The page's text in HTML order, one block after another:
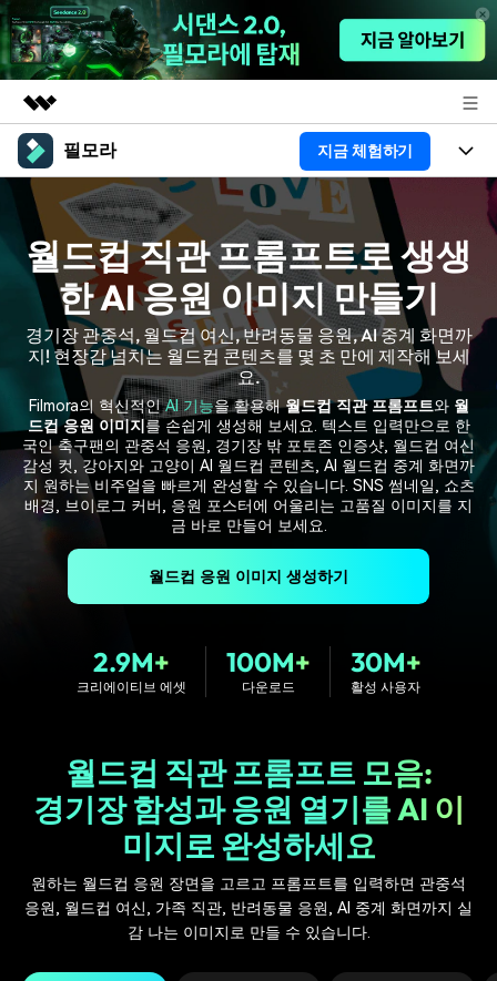
주요 제품
AIGC 크리에이티비티
유틸리티
비즈니스
개요
솔루션
회사 소개
뉴스룸
플랜 및 가격
도움말 센터
필모라 지금 체험하기
제품
플랫폼
기능
AI
AI 기능 HOT
AI 꿀팁
영상 편집 자료실
동영상 편집하기
도움말 센터
고객 지원
핫한 콘텐츠
필모라 정보
더 알아보기
기타 콘텐츠
가격 로그인
검색
월드컵 직관 프롬프트로 생생
한 AI 응원 이미지 만들기
경기장 관중석, 월드컵 여신, 반려동물 응원, AI 중계 화면까
지! 현장감 넘치는 월드컵 콘텐츠를 몇 초 만에 제작해 보세
요.
Filmora의 혁신적인AI 기능을 활용해월드컵 직관 프롬프트와 월
드컵 응원 이미지 를 손쉽게 생성해 보세요. 텍스트 입력만으로 한
국인 축구팬의 관중석 응원, 경기장 밖 포토존 인증샷, 월드컵 여신
감성 컷, 강아지와 고양이 AI 월드컵 콘텐츠, AI 월드컵 중계 화면까
지 원하는 비주얼을 빠르게 완성할 수 있습니다. SNS 썸네일, 쇼츠
배경, 브이로그 커버, 응원 포스터에 어울리는 고품질 이미지를 지
금 바로 만들어 보세요.
월드컵 응원 이미지 생성하기
2.9M+
크리에이티브 에셋
100M+
다운로드
30M+
활성 사용자
월드컵 직관 프롬프트 모음:
경기장 함성과 응원 열기를 AI 이
미지로 완성하세요
원하는 월드컵 응원 장면을 고르고 프롬프트를 입력하면 관중석
응원, 월드컵 여신, 가족 직관, 반려동물 응원, AI 중계 화면까지 실
감 나는 이미지로 만들 수 있습니다.